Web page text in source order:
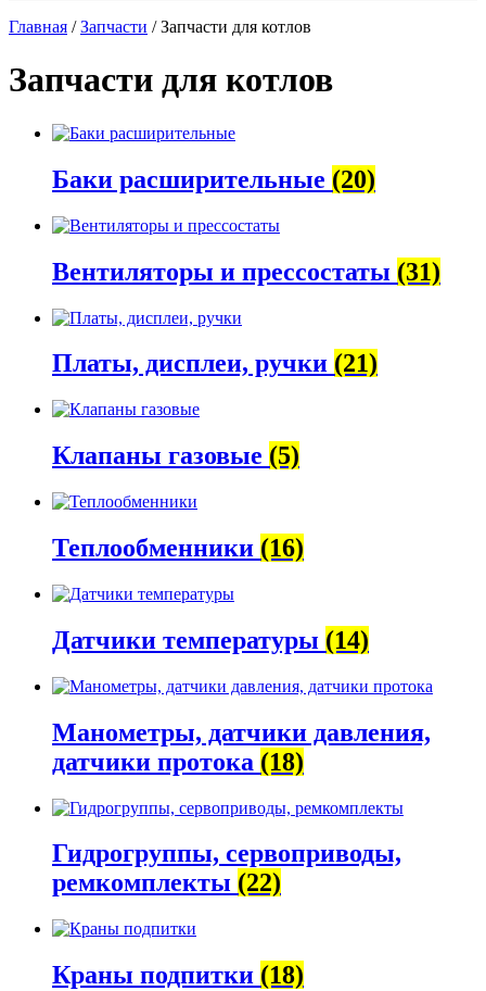
Главная /Запчасти / Запчасти для котлов
Запчасти для котлов
Баки расширительные (20)
Вентиляторы и прессостаты (31)
Платы, дисплеи, ручки (21)
Клапаны газовые (5)
Теплообменники (16)
Датчики температуры (14)
Манометры, датчики давления,
датчики протока (18)
Гидрогруппы, сервоприводы,
ремкомплекты (22)
Краны подпитки (18)